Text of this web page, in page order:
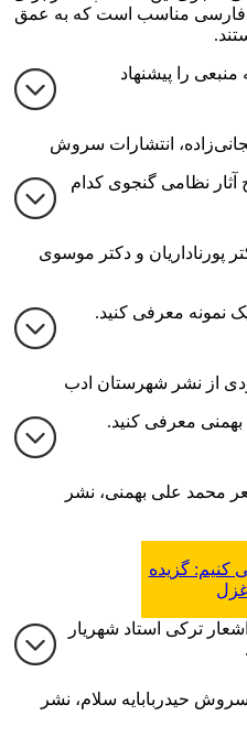
فارسی مناسب است که به عمق
را پیشنهاد
انتشارات سروش
آثار نظامی گنجوی کدام
پورناداریان و دکتر موسوی
از نشر شهرستان ادب
محمد علی بهمنی، نشر
کنیم: گزیده
غزل
ترکی استاد شهریار
حیدربابایه سلام، نشر